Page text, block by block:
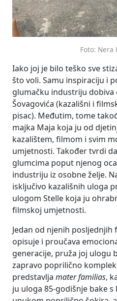
Foto: Nera
Iako joj je bilo teško sve
što voli. Samu inspiraciju i
glumačku industriju dobiva
Šovagovića (kazališni i
pisac). Međutim, tome
majka Maja koja ju od
kazalištem, filmom i svim
umjetnosti. Također tvrdi
glumcima poput njenog
industriju iz osobne želje.
isključivo kazališnih uloga
ulogom Stelle koja ju
filmskoj umjetnosti.
Jedan od njenih posljednjih
opisuje i proučava
generacije, pruža joj ulogu
zapravo poprilično
predstavlja mater familias,
ju uloga 85-godišnje bake